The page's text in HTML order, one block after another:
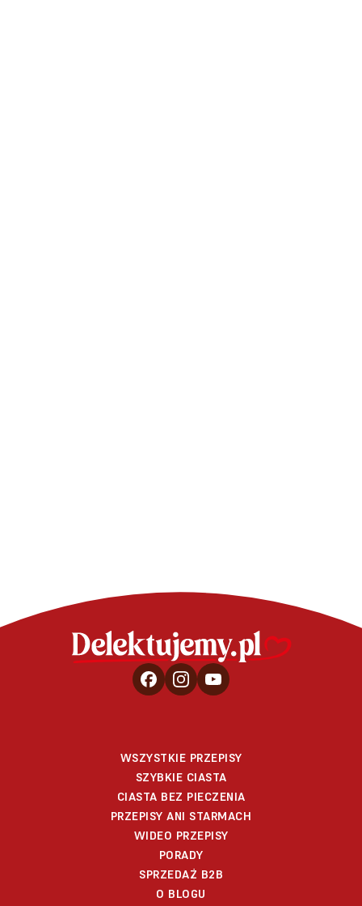
WSZYSTKIE PRZEPISY
SZYBKIE CIASTA
CIASTA BEZ PIECZENIA
PRZEPISY ANI STARMACH
WIDEO PRZEPISY
PORADY
SPRZEDAŻ B2B
O BLOGU